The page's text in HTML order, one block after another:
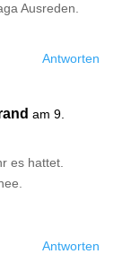
Ausreden.
Antworten
am 9.
es hattet.
Antworten